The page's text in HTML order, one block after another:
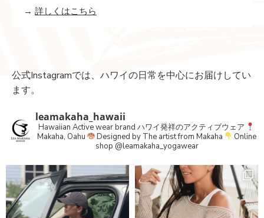
→ 詳しくはこちら
公式Instagramでは、ハワイの日常を中心にお届けしてい
ます。
leamakaha_hawaii
Hawaiian Active wear brand ハワイ発祥のアクティブウェア
Makaha, Oahu
Designed by The artist from Makaha
Online
shop @leamakaha_yogawear